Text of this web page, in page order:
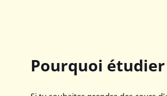
Pourquoi